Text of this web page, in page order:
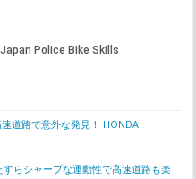
道路で意外な発見！ HONDA
らシャープな運動性で高速道路も楽